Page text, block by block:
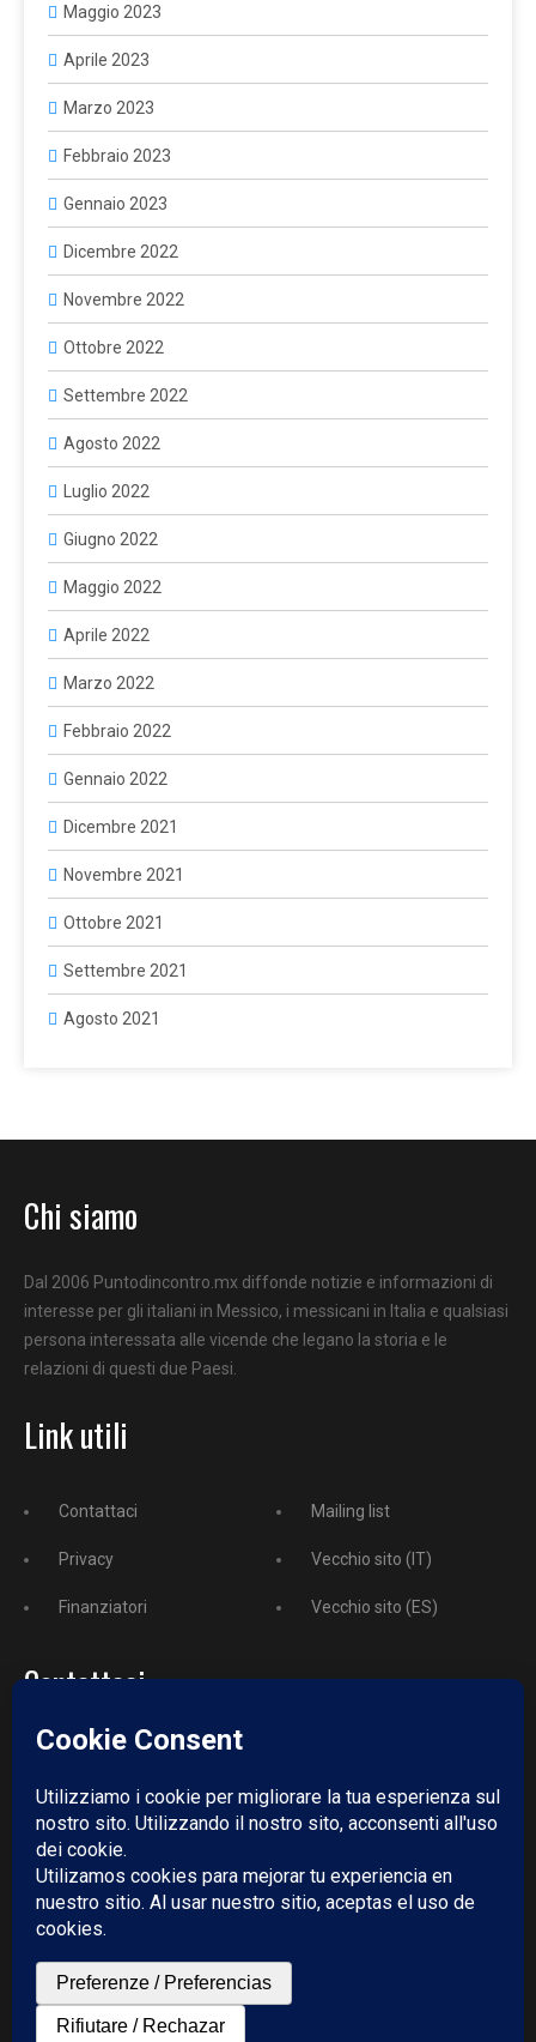
Maggio 2023
Aprile 2023
Marzo 2023
Febbraio 2023
Gennaio 2023
Dicembre 2022
Novembre 2022
Ottobre 2022
Settembre 2022
Agosto 2022
Luglio 2022
Giugno 2022
Maggio 2022
Aprile 2022
Marzo 2022
Febbraio 2022
Gennaio 2022
Dicembre 2021
Novembre 2021
Ottobre 2021
Settembre 2021
Agosto 2021
Chi siamo
Dal 2006 Puntodincontro.mx diffonde notizie e informazioni di
interesse per gli italiani in Messico, i messicani in Italia e qualsiasi
persona interessata alle vicende che legano la storia e le
relazioni di questi due Paesi.
Link utili
Contattaci
Privacy
Finanziatori
Mailing list
Vecchio sito (IT)
Vecchio sito (ES)
Contattaci
Telefono:+52 729 243 3743
Email:
redazione@puntodincontro.mx
PUNTODINCONTRO